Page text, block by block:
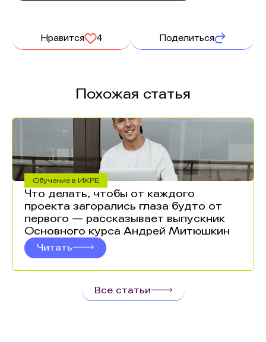
Нравится 4 Поделиться
Похожая статья
Обучение в ИКРЕ
Что делать, чтобы от каждого
проекта загорались глаза будто от
первого — рассказывает выпускник
Основного курса Андрей Митюшкин
Читать
Все статьи